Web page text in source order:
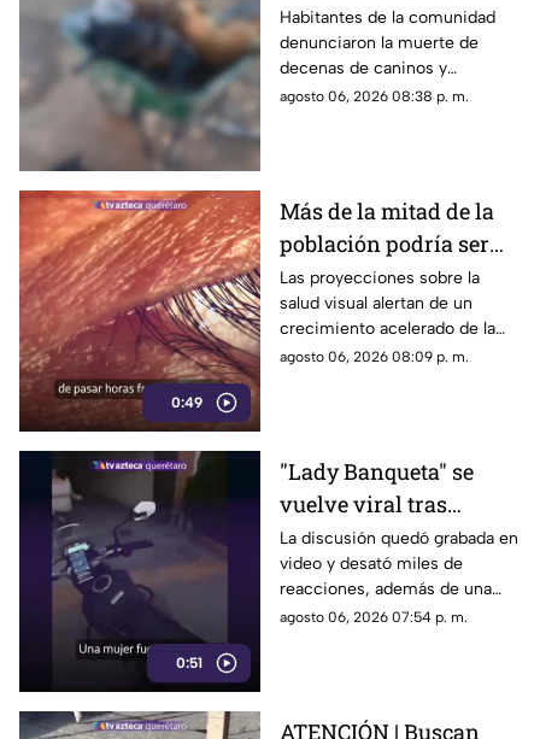
env3nen4miento de al
menos 23 perros en
esta zona de Querétaro:
IMAGENES SENSIBLES
Habitantes de la comunidad
denunciaron la muerte de
decenas de caninos y
solicitaron que se esclarezcan
agosto 06, 2026 08:38 p. m.
0:49
Más de la mitad de la
población podría ser
miope en 2050;
especialistas advierten
las causas
Las proyecciones sobre la
salud visual alertan de un
crecimiento acelerado de la
miopía y señalan que pasar
agosto 06, 2026 08:09 p. m.
0:51
"Lady Banqueta" se
vuelve viral tras
confrontar a un
repartidor; así fue el
momento
La discusión quedó grabada en
video y desató miles de
reacciones, además de una
muestra de apoyo de
agosto 06, 2026 07:54 p. m.
ATENCIÓN | Buscan